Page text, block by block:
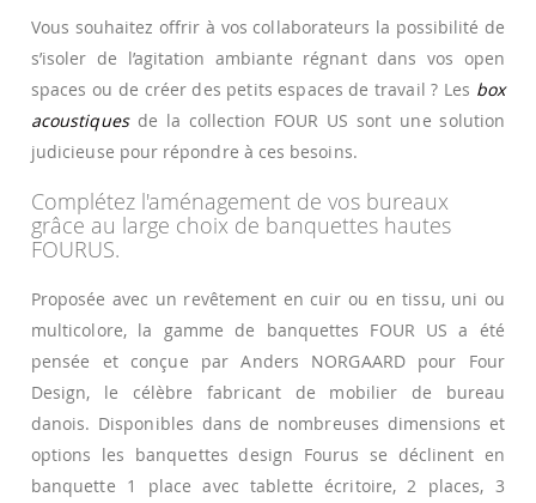
Vous souhaitez offrir à vos collaborateurs la possibilité de
s’isoler de l’agitation ambiante régnant dans vos open
spaces ou de créer des petits espaces de travail ? Les box
acoustiquesde la collection FOUR US sont une solution
judicieuse pour répondre à ces besoins.
Complétez l'aménagement de vos bureaux
grâce au large choix de banquettes hautes
FOURUS.
Proposée avec un revêtement en cuir ou en tissu, uni ou
multicolore, la gamme de banquettes FOUR US a été
pensée et conçue par Anders NORGAARD pour Four
Design, le célèbre fabricant de mobilier de bureau
danois. Disponibles dans de nombreuses dimensions et
options les banquettes design Fourus se déclinent en
banquette 1 place avec tablette écritoire, 2 places, 3